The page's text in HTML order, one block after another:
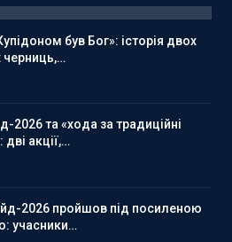
був Бог»: історія двох
черниць,…
2026 та «хода за традиційні
дві акції,…
2026 пройшов під посиленою
учасники…